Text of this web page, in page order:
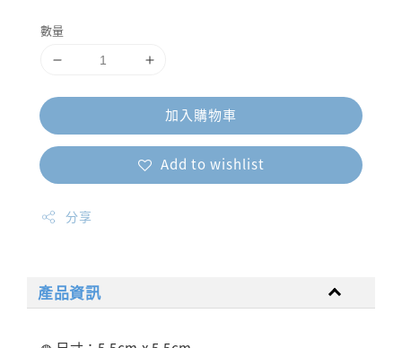
數量
加入購物車
Add to wishlist
分享
產品資訊